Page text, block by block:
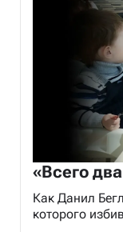
«Всего
Как Данил
которого